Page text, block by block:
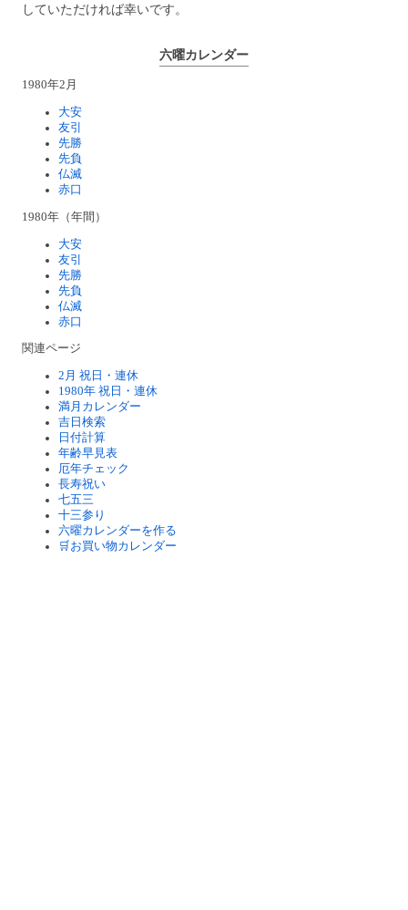
していただければ幸いです。
六曜カレンダー
1980年2月
大安
友引
先勝
先負
仏滅
赤口
1980年（年間）
大安
友引
先勝
先負
仏滅
赤口
関連ページ
2月 祝日・連休
1980年 祝日・連休
満月カレンダー
吉日検索
日付計算
年齢早見表
厄年チェック
長寿祝い
七五三
十三参り
六曜カレンダーを作る
🛒お買い物カレンダー